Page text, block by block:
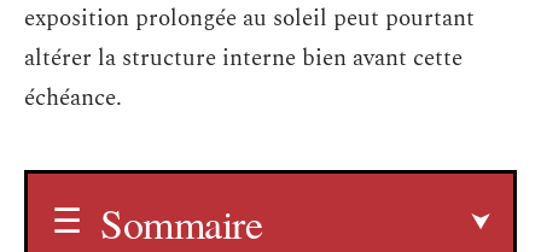
exposition prolongée au soleil peut pourtant
altérer la structure interne bien avant cette
échéance.
Sommaire